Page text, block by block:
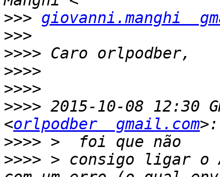
>>> giovanni.manghi
>>>
>>>>
>>>>
>>>>
>>>> 2015-10-08 12:30
<orlpodber  gmail.com
>>>>
>>>> > consigo ligar o